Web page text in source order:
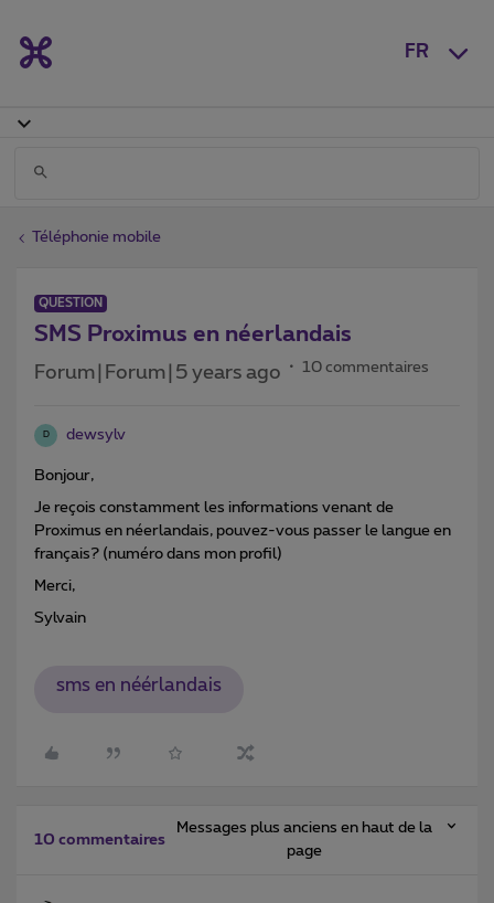
FR
Téléphonie mobile
QUESTION
SMS Proximus en néerlandais
Forum|Forum|5 years ago 10 commentaires
D dewsylv
Bonjour,
Je reçois constamment les informations venant de
Proximus en néerlandais, pouvez-vous passer le langue en
français? (numéro dans mon profil)
Merci,
Sylvain
sms en néérlandais
10 commentaires
Messages plus anciens en haut de la
page